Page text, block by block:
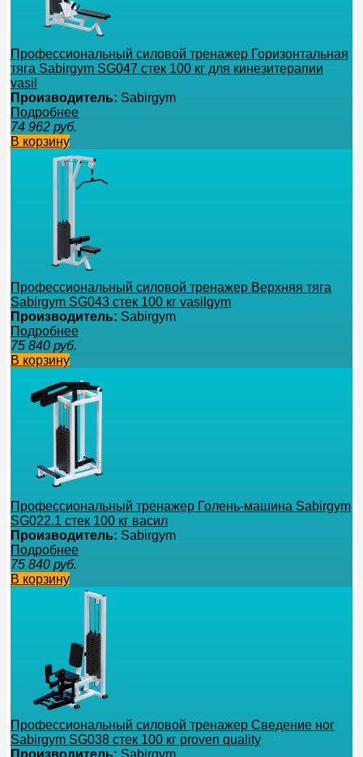
Профессиональный силовой тренажер Горизонтальная
тяга Sabirgym SG047 стек 100 кг для кинезитерапии
vasil
Производитель: Sabirgym
Подробнее
74 962 руб.
В корзину
Профессиональный силовой тренажер Верхняя тяга
Sabirgym SG043 стек 100 кг vasilgym
Производитель: Sabirgym
Подробнее
75 840 руб.
В корзину
Профессиональный тренажер Голень-машина Sabirgym
SG022.1 стек 100 кг васил
Производитель: Sabirgym
Подробнее
75 840 руб.
В корзину
Профессиональный силовой тренажер Сведение ног
Sabirgym SG038 стек 100 кг proven quality
Производитель: Sabirgym